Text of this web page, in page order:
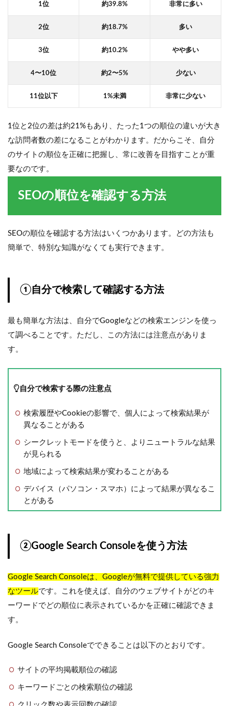
1位 約39.8% 非常に多い
2位 約18.7% 多い
3位 約10.2% やや多い
4〜10位 約2〜5% 少ない
11位以下 1%未満 非常に少ない
1位と2位の差は約21%もあり、たった1つの順位の違いが大き
な訪問者数の差になることがわかります。だからこそ、自分
のサイトの順位を正確に把握し、常に改善を目指すことが重
要なのです。
SEOの順位を確認する方法
SEOの順位を確認する方法はいくつかあります。どの方法も
簡単で、特別な知識がなくても実行できます。
①自分で検索して確認する方法
最も簡単な方法は、自分でGoogleなどの検索エンジンを使っ
て調べることです。ただし、この方法には注意点がありま
す。
自分で検索する際の注意点
検索履歴やCookieの影響で、個人によって検索結果が
異なることがある
シークレットモードを使うと、よりニュートラルな結果
が見られる
地域によって検索結果が変わることがある
デバイス（パソコン・スマホ）によって結果が異なるこ
とがある
②Google Search Consoleを使う方法
Google Search Consoleは、Googleが無料で提供している強力
なツールです。これを使えば、自分のウェブサイトがどのキ
ーワードでどの順位に表示されているかを正確に確認できま
す。
Google Search Consoleでできることは以下のとおりです。
サイトの平均掲載順位の確認
キーワードごとの検索順位の確認